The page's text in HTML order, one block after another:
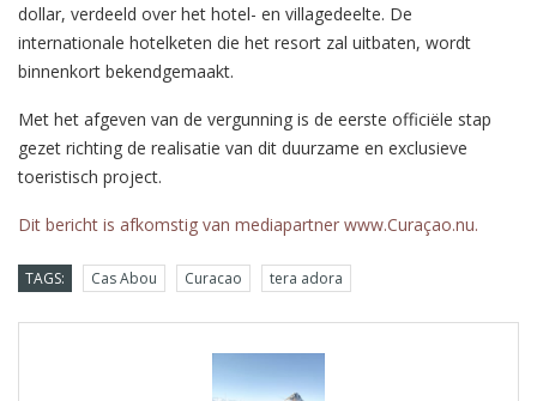
dollar, verdeeld over het hotel- en villagedeelte. De
internationale hotelketen die het resort zal uitbaten, wordt
binnenkort bekendgemaakt.
Met het afgeven van de vergunning is de eerste officiële stap
gezet richting de realisatie van dit duurzame en exclusieve
toeristisch project.
Dit bericht is afkomstig van mediapartner www.Curaçao.nu.
TAGS: Cas Abou Curacao tera adora